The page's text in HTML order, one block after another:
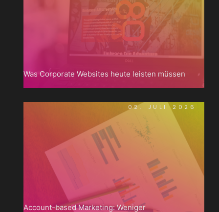
Was Corporate Websites heute leisten müssen
02. JULI 2026
Account-based Marketing: Weniger